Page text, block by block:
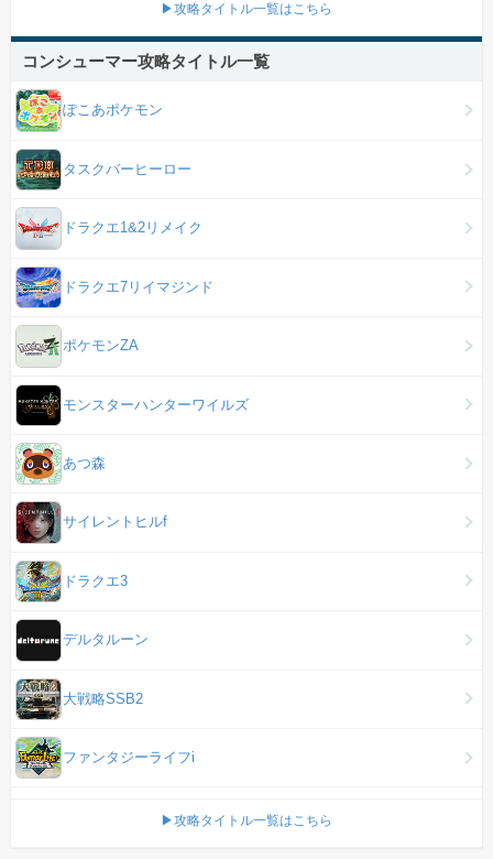
▶攻略タイトル一覧はこちら
コンシューマー攻略タイトル一覧
ぽこあポケモン
タスクバーヒーロー
ドラクエ1&2リメイク
ドラクエ7リイマジンド
ポケモンZA
モンスターハンターワイルズ
あつ森
サイレントヒルf
ドラクエ3
デルタルーン
大戦略SSB2
ファンタジーライフi
▶攻略タイトル一覧はこちら